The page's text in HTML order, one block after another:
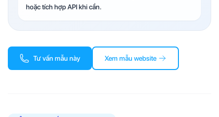
hoặc tích hợp API khi cần.
Tư vấn mẫu này Xem mẫu website